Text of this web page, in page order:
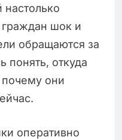
граждан шок и
обращаются за
понять, откуда
почему они
оперативно